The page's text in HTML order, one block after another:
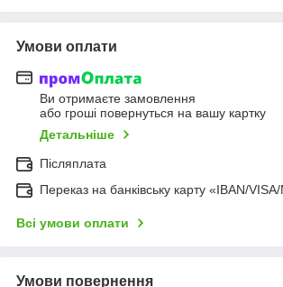
Умови оплати
Ви отримаєте замовлення
або гроші повернуться на вашу картку
Детальніше
Післяплата
Переказ на банківську карту «IBAN/
Всі умови оплати
Умови повернення